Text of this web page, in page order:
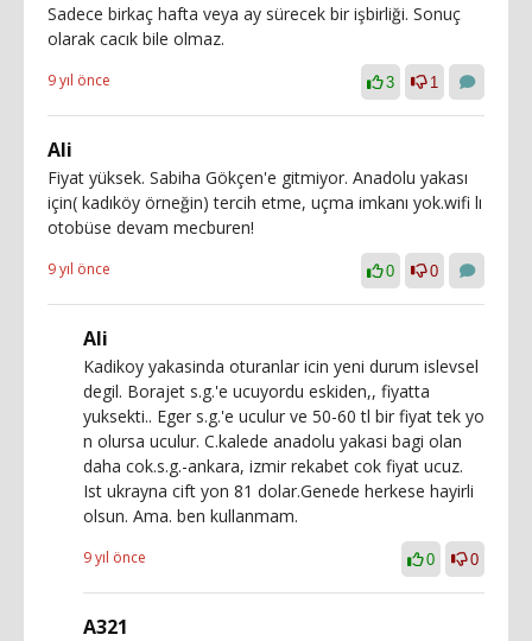
Sadece birkaç hafta veya ay sürecek bir işbirliği. Sonuç
olarak cacık bile olmaz.
9 yıl önce 3 1
Ali
Fiyat yüksek. Sabiha Gökçen'e gitmiyor. Anadolu yakası
için( kadıköy örneğin) tercih etme, uçma imkanı yok.wifi lı
otobüse devam mecburen!
9 yıl önce 0 0
Ali
Kadikoy yakasinda oturanlar icin yeni durum islevsel
degil. Borajet s.g.'e ucuyordu eskiden,, fiyatta
yuksekti.. Eger s.g.'e uculur ve 50-60 tl bir fiyat tek yo
n olursa uculur. C.kalede anadolu yakasi bagi olan
daha cok.s.g.-ankara, izmir rekabet cok fiyat ucuz.
Ist ukrayna cift yon 81 dolar.Genede herkese hayirli
olsun. Ama. ben kullanmam.
9 yıl önce 0 0
A321